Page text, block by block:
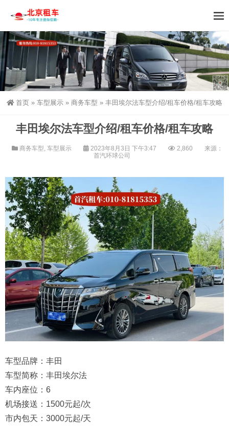
首页 » 车型展示 » 商务车型 » 丰田埃尔法车型介绍/租车价格/租车攻略
丰田埃尔法车型介绍/租车价格/租车攻略
商务车型 车型展示 2023年8月3日 下午3:47 2,860
来源：
首汽环球公司
车型品牌：丰田
车型简称：丰田埃尔法
车内座位：6
机场接送：1500元起/次
市内包天：3000元起/天